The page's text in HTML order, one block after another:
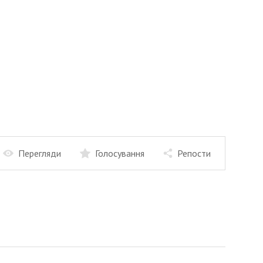
Перегляди Голосування Репости